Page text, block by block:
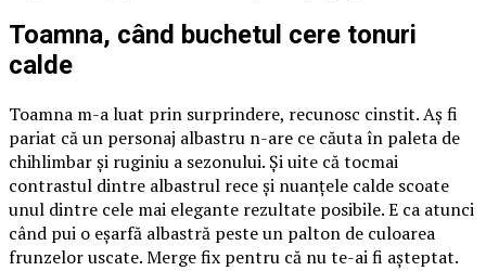
Toamna, când buchetul cere tonuri
calde
Toamna m-a luat prin surprindere, recunosc cinstit. Aș fi
pariat că un personaj albastru n-are ce căuta în paleta de
chihlimbar și ruginiu a sezonului. Și uite că tocmai
contrastul dintre albastrul rece și nuanțele calde scoate
unul dintre cele mai elegante rezultate posibile. E ca atunci
când pui o eșarfă albastră peste un palton de culoarea
frunzelor uscate. Merge fix pentru că nu te-ai fi așteptat.